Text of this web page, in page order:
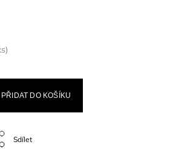
PŘIDAT DO KOŠÍKU
Sdílet